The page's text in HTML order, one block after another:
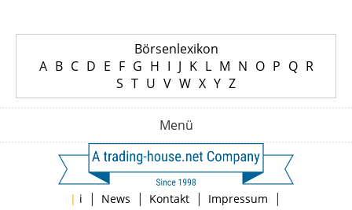
Börsenlexikon
A B C D E F G H I J K L M N O P Q R
S T U V W X Y Z
Menü
| i | News | Kontakt | Impressum |